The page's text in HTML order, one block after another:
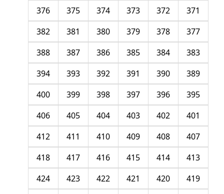
371
372
373
374
375
376
377
378
379
380
381
382
383
384
385
386
387
388
389
390
391
392
393
394
395
396
397
398
399
400
401
402
403
404
405
406
407
408
409
410
411
412
413
414
415
416
417
418
419
420
421
422
423
424